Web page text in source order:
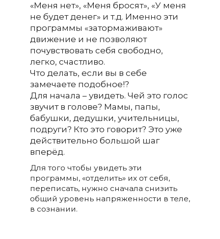
«Меня нет», «Меня бросят», «У меня
не будет денег» и т.д. Именно эти
программы «затормаживают»
движение и не позволяют
почувствовать себя свободно,
легко, счастливо.
Что делать, если вы в себе
замечаете подобное!?
Для начала – увидеть. Чей это голос
звучит в голове? Мамы, папы,
бабушки, дедушки, учительницы,
подруги? Кто это говорит? Это уже
действительно большой шаг
вперёд.
Для того чтобы увидеть эти
программы, «отделить» их от себя,
переписать, нужно сначала снизить
общий уровень напряженности в теле,
в сознании.